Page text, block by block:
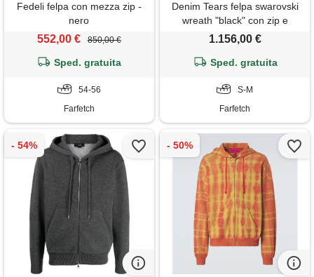
Fedeli felpa con mezza zip -
nero
552,00 € 850,00 €
Sped. gratuita
54-56
Farfetch
Denim Tears felpa swarovski
wreath "black" con zip e
cappuccio - nero
1.156,00 €
Sped. gratuita
S-M
Farfetch